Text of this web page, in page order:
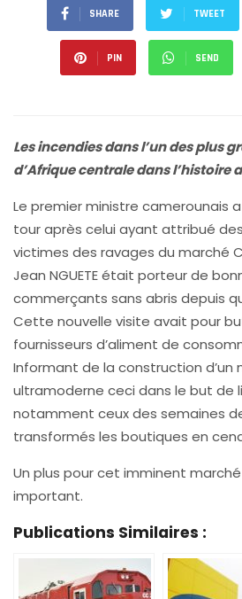
SHARE TWEET
PIN SEND
Les incendies dans l’un des plus
d’Afrique centrale dans l’histoire
Le premier ministre camerounais
tour après celui ayant attribué
victimes des ravages du marché
Jean NGUETE était porteur de
commerçants sans abris depuis
Cette nouvelle visite avait pour
fournisseurs d’aliment de
Informant de la construction d’un
ultramoderne ceci dans le but de
notamment ceux des semaines
transformés les boutiques en
Un plus pour cet imminent
important.
Publications Similaires :